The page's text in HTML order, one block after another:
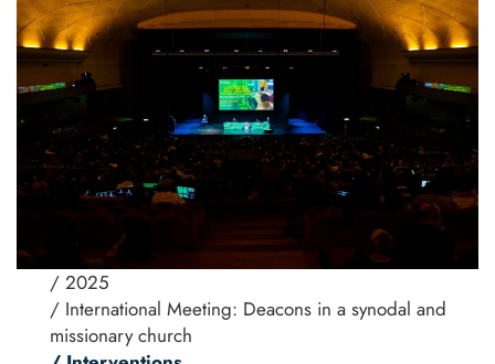
/ 2025
/ International Meeting: Deacons in a synodal and
missionary church